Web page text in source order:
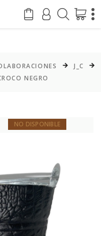
J_C
NEGRO
NO DISPONIBLE